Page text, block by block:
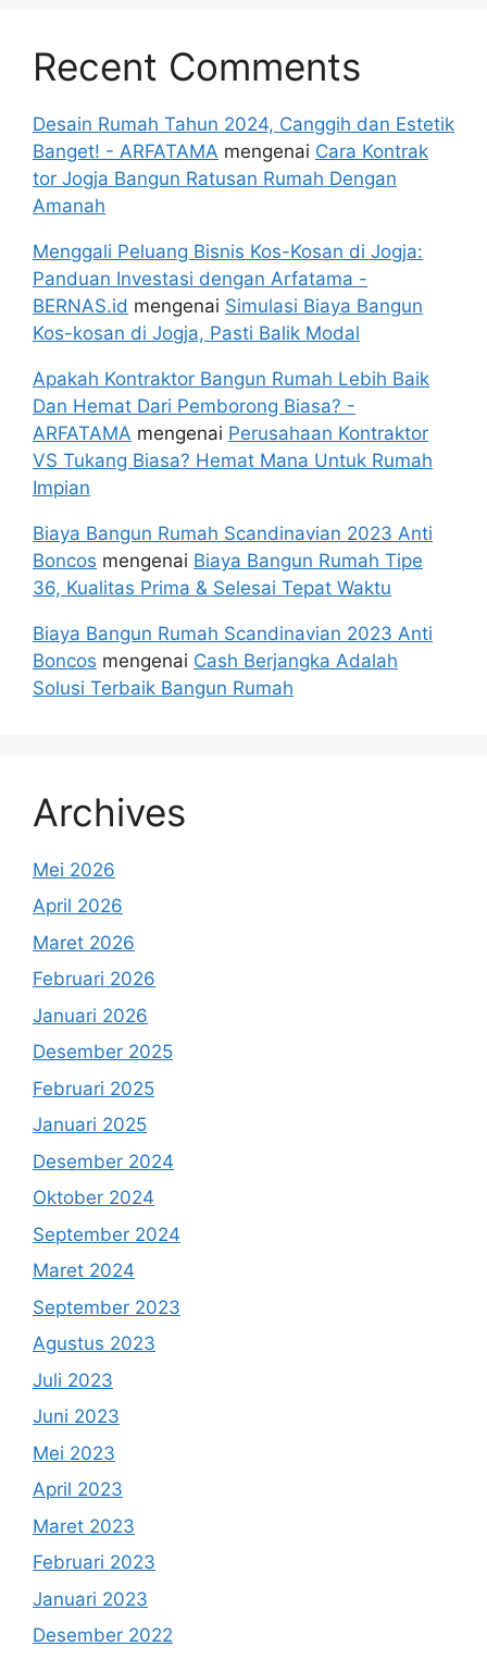
Recent Comments
Desain Rumah Tahun 2024, Canggih dan Estetik
Banget! - ARFATAMA mengenai Cara Kontrak
tor Jogja Bangun Ratusan Rumah Dengan
Amanah
Menggali Peluang Bisnis Kos-Kosan di Jogja:
Panduan Investasi dengan Arfatama -
BERNAS.id mengenai Simulasi Biaya Bangun
Kos-kosan di Jogja, Pasti Balik Modal
Apakah Kontraktor Bangun Rumah Lebih Baik
Dan Hemat Dari Pemborong Biasa? -
ARFATAMA mengenai Perusahaan Kontraktor
VS Tukang Biasa? Hemat Mana Untuk Rumah
Impian
Biaya Bangun Rumah Scandinavian 2023 Anti
Boncos mengenai Biaya Bangun Rumah Tipe
36, Kualitas Prima & Selesai Tepat Waktu
Biaya Bangun Rumah Scandinavian 2023 Anti
Boncos mengenai Cash Berjangka Adalah
Solusi Terbaik Bangun Rumah
Archives
Mei 2026
April 2026
Maret 2026
Februari 2026
Januari 2026
Desember 2025
Februari 2025
Januari 2025
Desember 2024
Oktober 2024
September 2024
Maret 2024
September 2023
Agustus 2023
Juli 2023
Juni 2023
Mei 2023
April 2023
Maret 2023
Februari 2023
Januari 2023
Desember 2022